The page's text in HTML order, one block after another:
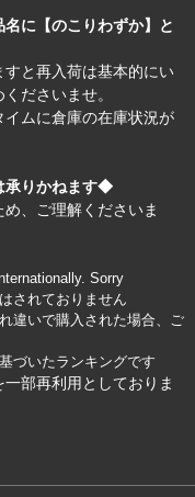
に【のこりわずか】と
と再入荷は基本的にい
ださいませ。
ムに倉庫の在庫状況が
承りかねます◆
、ご理解くださいま
Sorry
されておりません
違いで購入された場合、ご
づいたランキングです
部再利用としておりま